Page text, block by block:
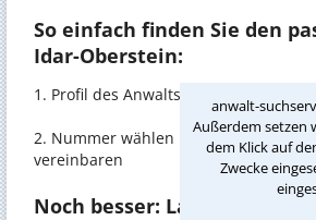
anwalt-
Außerdem setzen
dem Klick auf
Zwecke
So einfach finden Sie den
Idar-Oberstein:
1. Profil des Anwalts für Beleidigung
2. Nummer wählen und direkt mit
vereinbaren
Noch besser: Lassen Sie